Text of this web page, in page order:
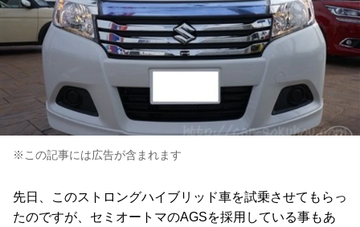
※この記事には広告が含まれます
先日、このストロングハイブリッド車を試乗させてもらっ
たのですが、セミオートマのAGSを採用している事もあ